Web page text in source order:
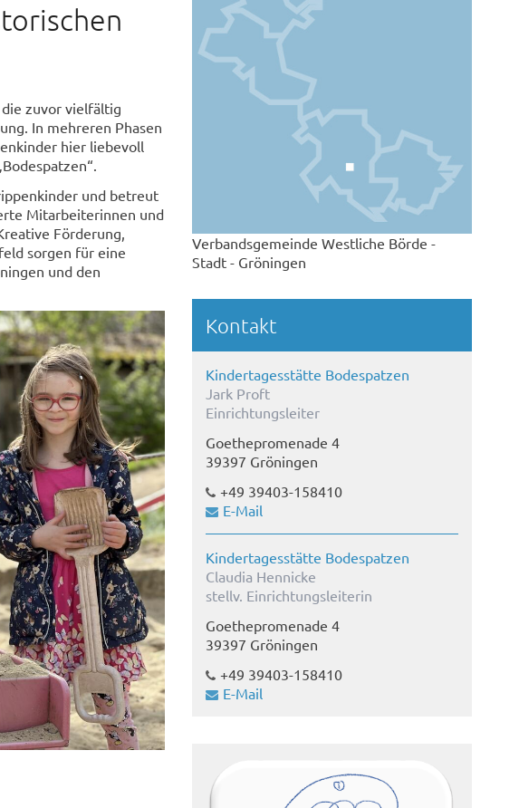
zuvor vielfältig
In mehreren Phasen
hier liebevoll
und betreut
Mitarbeiterinnen und
Förderung,
sorgen für eine
und den
Verbandsgemeinde Westliche Börde -
Stadt - Gröningen
Kontakt
Kindertagesstätte Bodespatzen
Jark Proft
Einrichtungsleiter
Goethepromenade 4
39397 Gröningen
+49 39403-158410
E-Mail
Kindertagesstätte Bodespatzen
Claudia Hennicke
stellv. Einrichtungsleiterin
Goethepromenade 4
39397 Gröningen
+49 39403-158410
E-Mail